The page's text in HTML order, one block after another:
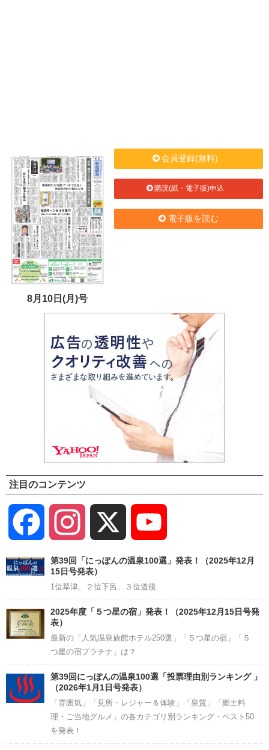
8月10日(月)号
会員登録(無料)
購読(紙・電子版)申込
電子版を読む
注目のコンテンツ
Facebook Instagram
Channel
第39回「にっぽんの温泉100選」発表！（2025年12月
15日号発表）
1位草津、２位下呂、３位道後
2025年度「５つ星の宿」発表！（2025年12月15日号発
表）
最新の「人気温泉旅館ホテル250選」「５つ星の宿」「５
つ星の宿プラチナ」は？
第39回にっぽんの温泉100選「投票理由別ランキング 」
（2026年1月1日号発表）
「雰囲気」「見所・レジャー＆体験」「泉質」「郷土料
理・ご当地グルメ」の各カテゴリ別ランキング・ベスト50
を発表！